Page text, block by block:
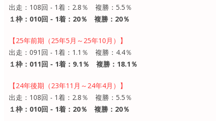
出走：108回 - 1着：2.8％ 複勝：5.5％
１枠：010回 - 1着：20％ 複勝：20％
【25年前期（25年5月～25年10月）】
出走：091回 - 1着：1.1％ 複勝：4.4％
１枠：011回 - 1着：9.1％ 複勝：18.1％
【24年後期（23年11月～24年4月）】
出走：108回 - 1着：2.8％ 複勝：5.5％
１枠：010回 - 1着：20％ 複勝：20％